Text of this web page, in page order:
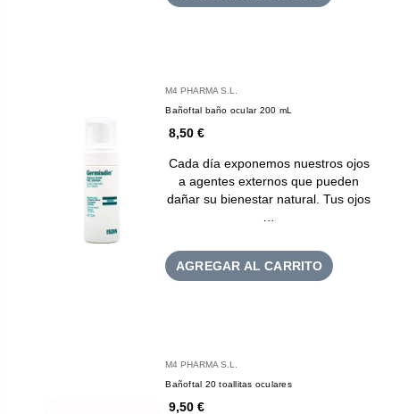
M4 PHARMA S.L.
Bañoftal baño ocular 200 mL
8,50 €
Cada día exponemos nuestros ojos
a agentes externos que pueden
dañar su bienestar natural. Tus ojos
AGREGAR AL CARRITO
M4 PHARMA S.L.
Bañoftal 20 toallitas oculares
9,50 €